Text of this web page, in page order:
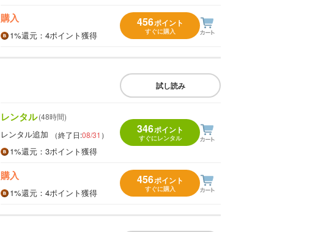
購入
1%還元 ：4ポイント獲得
456ポイント
すぐに購入
試し読み
レンタル(48時間)
レンタル追加 （終了日:08/31 ）
1%還元 ：3ポイント獲得
346ポイント
すぐにレンタル
購入
1%還元 ：4ポイント獲得
456ポイント
すぐに購入